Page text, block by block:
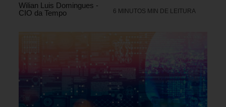
Wilian Luis Domingues -
CIO da Tempo
6 MINUTOS MIN DE LEITURA